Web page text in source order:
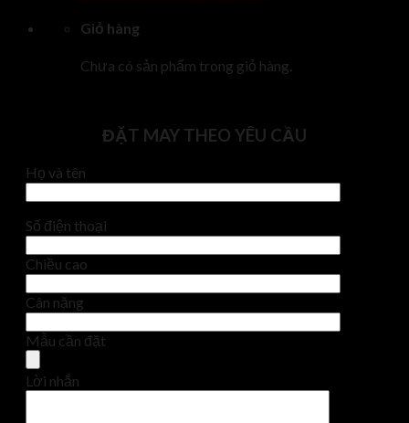
Giỏ hàng
Chưa có sản phẩm trong giỏ hàng.
ĐẶT MAY THEO YÊU CẦU
Họ và tên
Số điện thoại
Chiều cao
Cân nặng
Mẫu cần đặt
Lời nhắn